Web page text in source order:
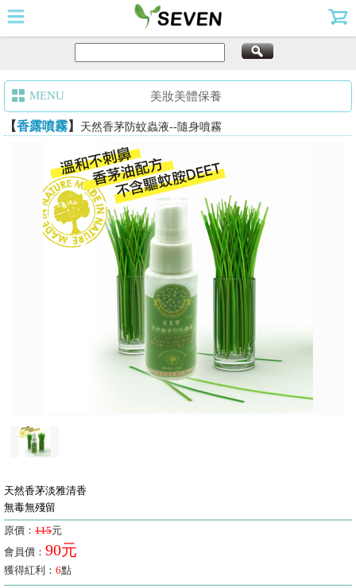
美妝美體保養
【香露噴霧】 天然香茅防蚊蟲液--隨身噴霧
天然香茅淡雅清香
無毒無殘留
原價： 115元
會員價： 90元
獲得紅利： 6點